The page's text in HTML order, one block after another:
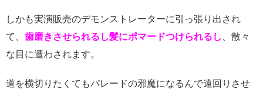
しかも実演販売のデモンストレーターに引っ張り出され
て、 歯磨きさせられるし髪にポマードつけられるし
、散々
な目に遭わされます。
道を横切りたくてもパレードの邪魔になるんで遠回りさせ